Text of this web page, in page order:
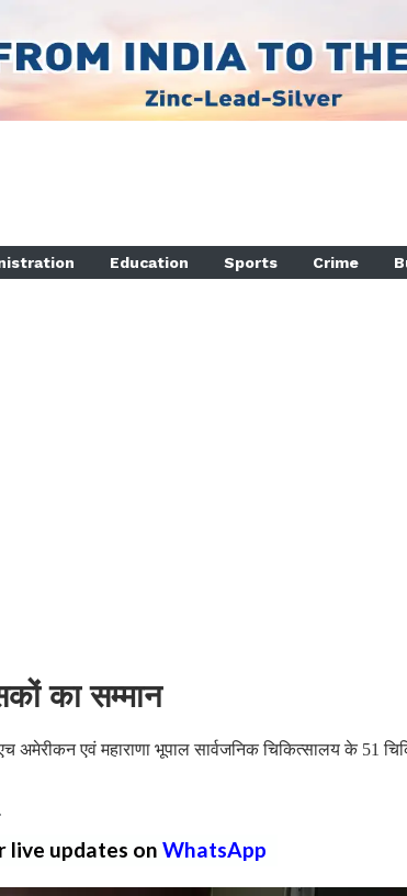
Education Sports Crime
का सम्मान
एवं महाराणा भूपाल सार्वजनिक चिकित्सालय के 51
live updates on WhatsApp